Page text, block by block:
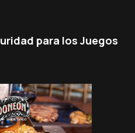
para los Juegos